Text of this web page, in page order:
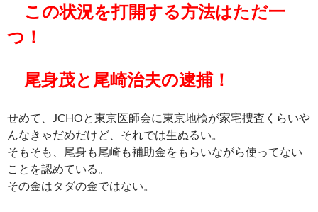
この状況を打開する方法はただ一
つ！
尾身茂と尾崎治夫の逮捕！
せめて、JCHOと東京医師会に東京地検が家宅捜査くらいや
んなきゃだめだけど、それでは生ぬるい。
そもそも、尾身も尾崎も補助金をもらいながら使ってない
ことを認めている。
その金はタダの金ではない。